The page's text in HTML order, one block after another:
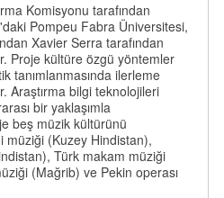
Komisyonu tarafından
Pompeu Fabra Üniversitesi,
Xavier Serra tarafından
Proje kültüre özgü yöntemler
tanımlanmasında ilerleme
Araştırma bilgi teknolojileri
bir yaklaşımla
beş müzik kültürünü
müziği (Kuzey Hindistan),
Türk makam müziği
(Mağrib) ve Pekin operası